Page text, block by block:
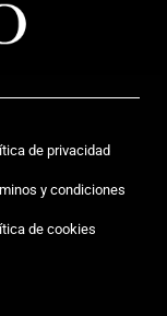
de privacidad
y condiciones
de cookies